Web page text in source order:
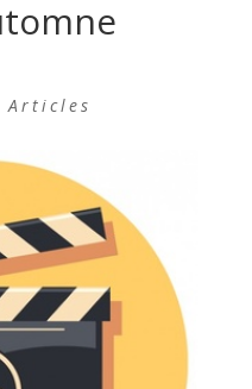
Articles